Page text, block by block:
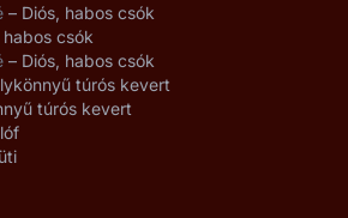
– Diós, habos csók
habos csók
– Diós, habos csók
túrós kevert
túrós kevert